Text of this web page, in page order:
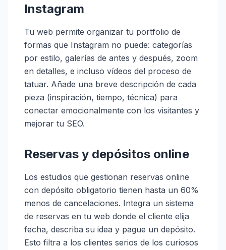
Instagram
Tu web permite organizar tu portfolio de
formas que Instagram no puede: categorías
por estilo, galerías de antes y después, zoom
en detalles, e incluso vídeos del proceso de
tatuar. Añade una breve descripción de cada
pieza (inspiración, tiempo, técnica) para
conectar emocionalmente con los visitantes y
mejorar tu SEO.
Reservas y depósitos online
Los estudios que gestionan reservas online
con depósito obligatorio tienen hasta un 60%
menos de cancelaciones. Integra un sistema
de reservas en tu web donde el cliente elija
fecha, describa su idea y pague un depósito.
Esto filtra a los clientes serios de los curiosos